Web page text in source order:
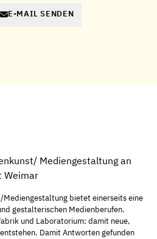
E-MAIL SENDEN
Mediengestaltung an
Weimar
bietet einerseits eine
gestalterischen Medienberufen.
und Laboratorium: damit neue,
Damit Antworten gefunden